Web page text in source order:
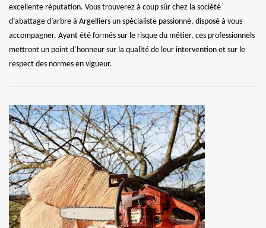
excellente réputation. Vous trouverez à coup sûr chez la société
d’abattage d’arbre à Argelliers un spécialiste passionné, disposé à vous
accompagner. Ayant été formés sur le risque du métier, ces professionnels
mettront un point d’honneur sur la qualité de leur intervention et sur le
respect des normes en vigueur.